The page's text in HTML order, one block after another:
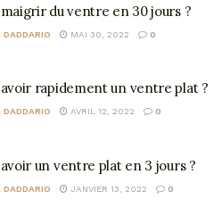
du ventre en 30 jours ?
DADDARIO MAI 30, 2022 0
rapidement un ventre plat ?
DADDARIO AVRIL 12, 2022 0
un ventre plat en 3 jours ?
DADDARIO JANVIER 13, 2022 0